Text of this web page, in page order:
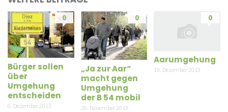
0
Bürger sollen
über
Umgehung
entscheiden
6. Dezember 2013
0
„Ja zur Aar“
macht gegen
Umgehung
der B 54 mobil
26. November 2013
0
Aarumgehung
19. Dezember 2013